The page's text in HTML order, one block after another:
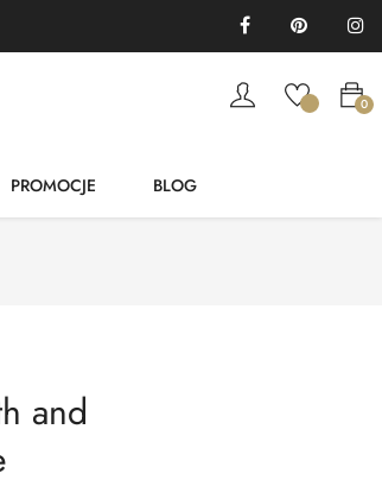
FacebookPinterest
0
PROMOCJE BLOG
and